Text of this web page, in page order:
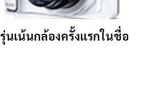
นเน้นกล้องครั้งแรกในชื่อ